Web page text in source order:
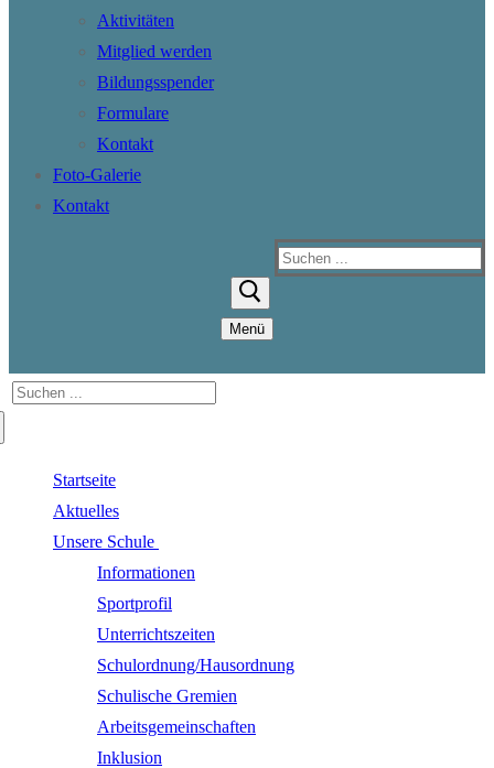
Aktivitäten
Mitglied werden
Bildungsspender
Formulare
Kontakt
Foto-Galerie
Kontakt
Suchen
Menü
Suchen
Startseite
Aktuelles
Unsere Schule
Informationen
Sportprofil
Unterrichtszeiten
Schulordnung/Hausordnung
Schulische Gremien
Arbeitsgemeinschaften
Inklusion